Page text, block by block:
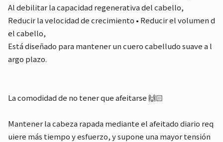
Al debilitar la capacidad regenerativa del cabello,
Reducir la velocidad de crecimiento • Reducir el volumen d
el cabello,
Está diseñado para mantener un cuero cabelludo suave a l
argo plazo.
La comodidad de no tener que afeitarse 🙌🏻
Mantener la cabeza rapada mediante el afeitado diario req
uiere más tiempo y esfuerzo, y supone una mayor tensión